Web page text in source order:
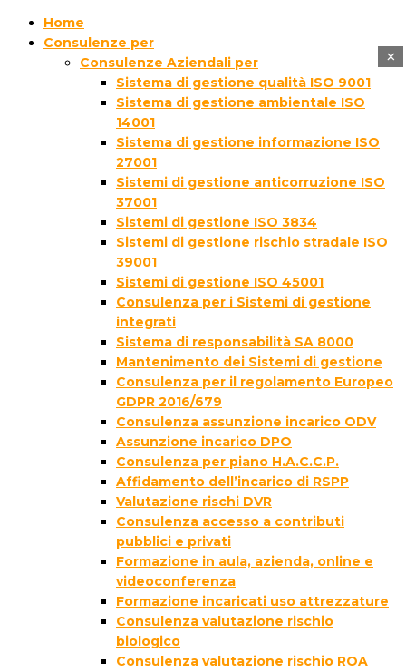
Home
Consulenze per
Consulenze Aziendali per
Sistema di gestione qualità ISO 9001
Sistema di gestione ambientale ISO
14001
Sistema di gestione informazione ISO
27001
Sistemi di gestione anticorruzione ISO
37001
Sistemi di gestione ISO 3834
Sistemi di gestione rischio stradale ISO
39001
Sistemi di gestione ISO 45001
Consulenza per i Sistemi di gestione
integrati
Sistema di responsabilità SA 8000
Mantenimento dei Sistemi di gestione
Consulenza per il regolamento Europeo
GDPR 2016/679
Consulenza assunzione incarico ODV
Assunzione incarico DPO
Consulenza per piano H.A.C.C.P.
Affidamento dell’incarico di RSPP
Valutazione rischi DVR
Consulenza accesso a contributi
pubblici e privati
Formazione in aula, azienda, online e
videoconferenza
Formazione incaricati uso attrezzature
Consulenza valutazione rischio
biologico
Consulenza valutazione rischio ROA
×